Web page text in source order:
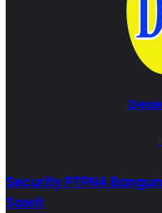
Security PTPN4
Sawit